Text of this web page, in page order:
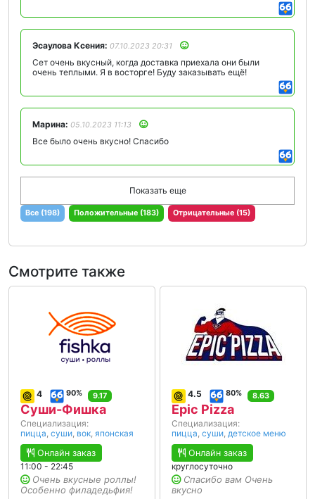
Эсаулова Ксения: 07.10.2023 20:31
Сет очень вкусный, когда доставка приехала они были
очень теплыми. Я в восторге! Буду заказывать ещё!
Марина: 05.10.2023 11:13
Все было очень вкусно! Спасибо
Показать еще
Все (198) Положительные (183) Отрицательные (15)
Смотрите также
4 90% 9.17
Суши-Фишка
Специализация:
пицца суши вок японская
Онлайн заказ
11:00 - 22:45
Очень вкусные роллы!
Особенно филадедьфия!
4.5 80% 8.63
Epic Pizza
Специализация:
пицца суши детское меню
Онлайн заказ
круглосуточно
Спасибо вам Очень
вкусно